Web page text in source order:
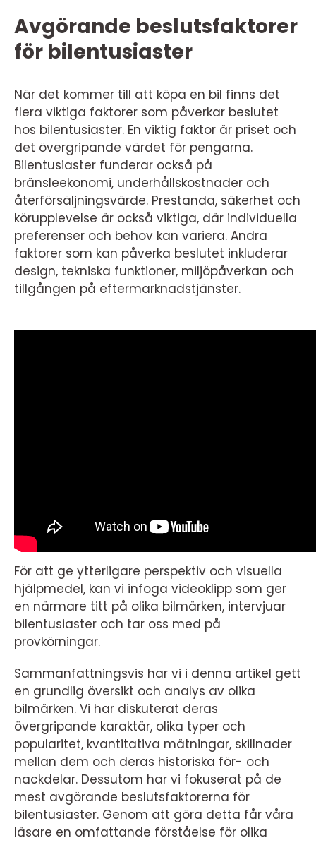
Avgörande beslutsfaktorer
för bilentusiaster
När det kommer till att köpa en bil finns det
flera viktiga faktorer som påverkar beslutet
hos bilentusiaster. En viktig faktor är priset och
det övergripande värdet för pengarna.
Bilentusiaster funderar också på
bränsleekonomi, underhållskostnader och
återförsäljningsvärde. Prestanda, säkerhet och
körupplevelse är också viktiga, där individuella
preferenser och behov kan variera. Andra
faktorer som kan påverka beslutet inkluderar
design, tekniska funktioner, miljöpåverkan och
tillgången på eftermarknadstjänster.
För att ge ytterligare perspektiv och visuella
hjälpmedel, kan vi infoga videoklipp som ger
en närmare titt på olika bilmärken, intervjuar
bilentusiaster och tar oss med på
provkörningar.
Sammanfattningsvis har vi i denna artikel gett
en grundlig översikt och analys av olika
bilmärken. Vi har diskuterat deras
övergripande karaktär, olika typer och
popularitet, kvantitativa mätningar, skillnader
mellan dem och deras historiska för- och
nackdelar. Dessutom har vi fokuserat på de
mest avgörande beslutsfaktorerna för
bilentusiaster. Genom att göra detta får våra
läsare en omfattande förståelse för olika